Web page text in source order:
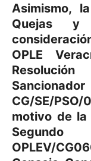
Asimismo,
Quejas y
OPLE
CG/SE/
motivo de
OPLEV/